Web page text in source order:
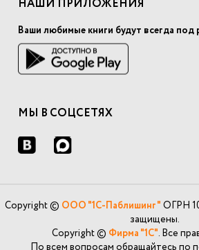
НАШИ ПРИЛОЖЕНИЯ
Ваши любимые книги будут всегда под
МЫ В СОЦСЕТЯХ
Copyright © ООО "1С-Паблишинг" ОГРН
защищены.
Copyright © Фирма "1С". Все
По всем вопросам обращайтесь по